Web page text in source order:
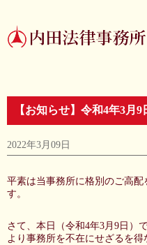
【お知らせ】令和4年3月
2022年3月09日
平素は当事務所に格別のご高
す。
さて、本日（令和4年3月9日）
より事務所を不在にせざるを